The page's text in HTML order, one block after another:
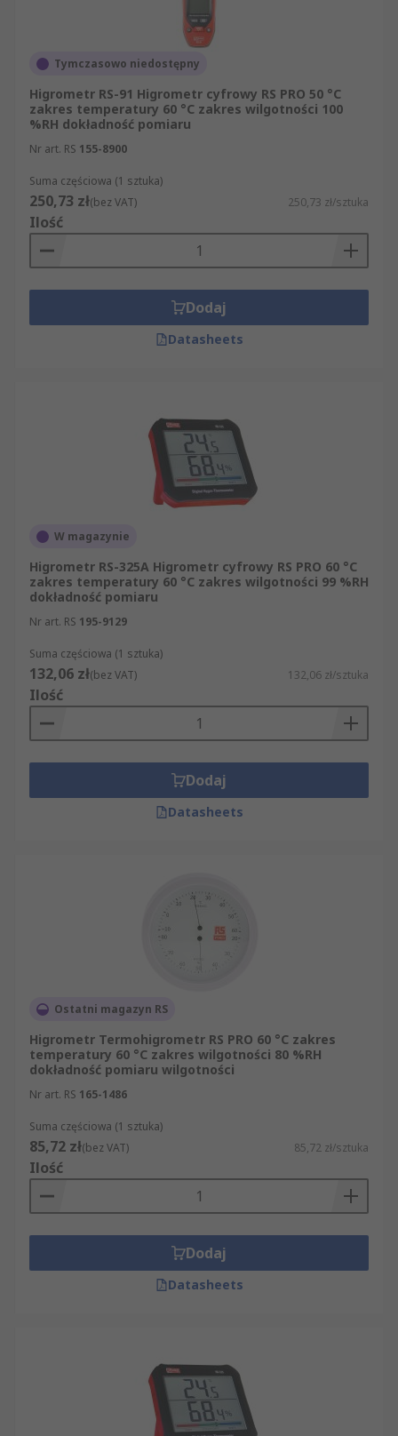
naszej stronie internetowej mogą zapoznać się
Państwo z pełną ofertą towarów z grupy
Urządzenia informatyczne, pomiarowe i
działów jak: Technika pomiarowa i Aparatura
pomiaru środowiska. Nie potrafią Państwo
znaleźć nikogo gotowego dostarczyć hurtową
naszej stronie łatwo znajdą Państwo wszystkie
potrzebne artykuły z kategorii Termohigrometry .
Oferujemy Państwu ponad 500 000 produktów
dostępnych w sprzedaży online, a także
naszą stronę internetową, odkryją Państwo, że
została zaprojektowana tak, by proces składania
zamówienia był maksymalnie prosty i klarowny.
tysięcy pozycji z naszej oferty. Oferujemy
wyłącznie artykuły, które pomyślnie przeszły
rygorystyczne testy bezpieczeństwa. Mogą więc
Państwo spokojnie robić zakupy, wiedząc, że
naszym celem jest zapewnienie Państwu
najwyższej klasy produktów i usług.
Tymczasowo niedostępny
Higrometr RS-91 Higrometr cyfrowy RS PRO 50 °C
zakres temperatury 60 °C zakres wilgotności 100
%RH dokładność pomiaru
Nr art. RS 155-8900
Suma częściowa (1 sztuka)
250,73 zł(bez VAT) 250,73 zł/sztuka
Ilość
Dodaj
Datasheets
W magazynie
Higrometr RS-325A Higrometr cyfrowy RS PRO 60 °C
zakres temperatury 60 °C zakres wilgotności 99 %RH
dokładność pomiaru
Nr art. RS 195-9129
Suma częściowa (1 sztuka)
132,06 zł(bez VAT) 132,06 zł/sztuka
Ilość
Dodaj
Datasheets
Ostatni magazyn RS
Higrometr Termohigrometr RS PRO 60 °C zakres
temperatury 60 °C zakres wilgotności 80 %RH
dokładność pomiaru wilgotności
Nr art. RS 165-1486
Suma częściowa (1 sztuka)
85,72 zł(bez VAT) 85,72 zł/sztuka
Ilość
Dodaj
Datasheets